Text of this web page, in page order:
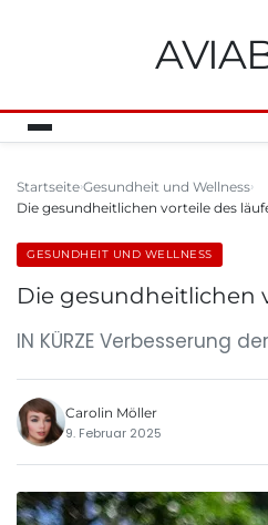
Startseite Gesundheit und Wellness
Die gesundheitlichen vorteile des
GESUNDHEIT UND WELLNESS
Die gesundheitlichen
IN KÜRZE Verbesserung
Carolin Möller
9. Februar 2025